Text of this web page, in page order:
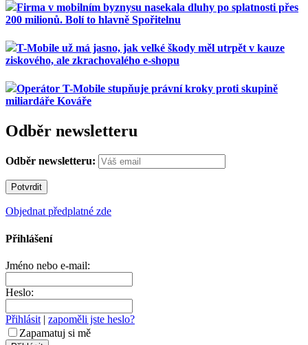
Firma v mobilním byznysu nasekala dluhy po splatnosti přes
200 milionů. Bolí to hlavně Spořitelnu
T-Mobile už má jasno, jak velké škody měl utrpět v kauze
ziskového, ale zkrachovalého e-shopu
Operátor T-Mobile stupňuje právní kroky proti skupině
miliardáře Kováře
Odběr newsletteru
Odběr newsletteru:
Objednat předplatné zde
Přihlášení
Jméno nebo e-mail:
Heslo:
Přihlásit | zapoměli jste heslo?
Zapamatuj si mě